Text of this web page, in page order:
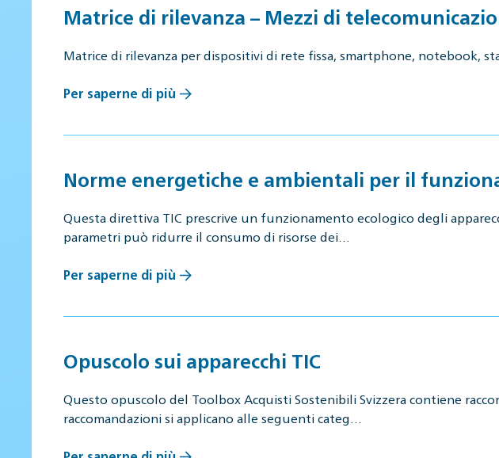
Matrice di rilevanza – Mezzi di
Matrice di rilevanza per dispositivi di rete fissa, smartphone, notebook,
Per saperne di più
Norme energetiche e ambientali per il
Questa direttiva TIC prescrive un funzionamento ecologico degli
parametri può ridurre il consumo di risorse dei…
Per saperne di più
Opuscolo sui apparecchi TIC
Questo opuscolo del Toolbox Acquisti Sostenibili Svizzera contiene
raccomandazioni si applicano alle seguenti categ…